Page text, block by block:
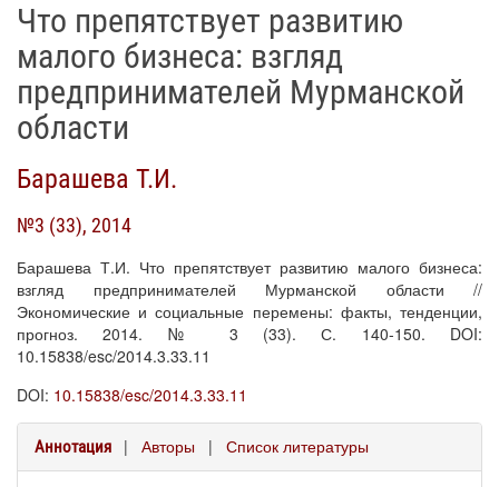
Что препятствует развитию
малого бизнеса: взгляд
предпринимателей Мурманской
области
Барашева Т.И.
№3 (33), 2014
Барашева Т.И. Что препятствует развитию малого бизнеса:
взгляд предпринимателей Мурманской области //
Экономические и социальные перемены: факты, тенденции,
прогноз. 2014. № 3 (33). С. 140-150. DOI:
10.15838/esc/2014.3.33.11
DOI: 10.15838/esc/2014.3.33.11
Аннотация | Авторы | Список литературы